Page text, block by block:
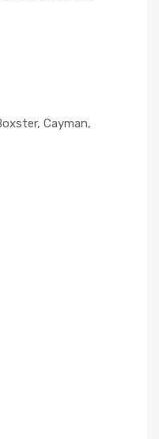
Cayman,